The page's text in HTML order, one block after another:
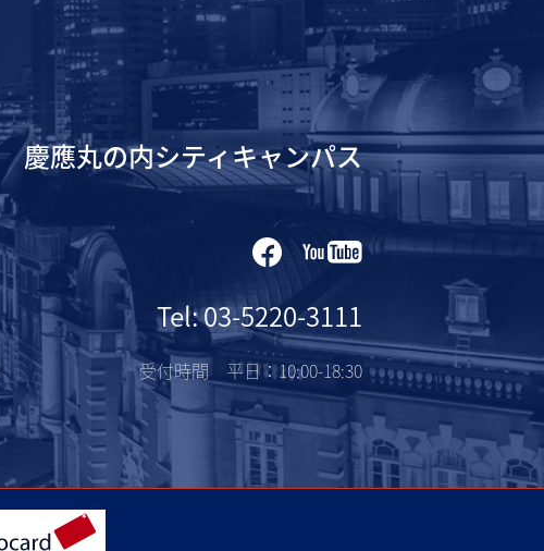
慶應丸の内シティキャンパス
Tel: 03-5220-3111
受付時間 平日：10:00-18:30